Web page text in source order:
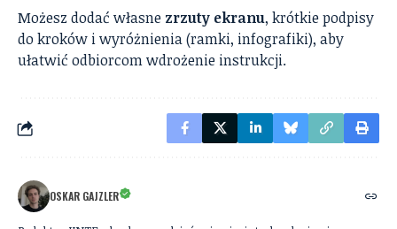
Możesz dodać własne zrzuty ekranu, krótkie podpisy
do kroków i wyróżnienia (ramki, infografiki), aby
ułatwić odbiorcom wdrożenie instrukcji.
OSKAR GAJZLER